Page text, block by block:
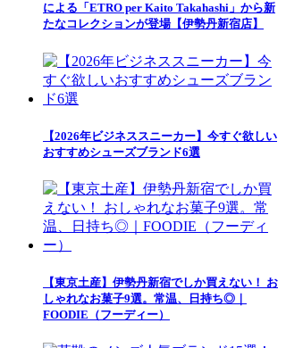
による「ETRO per Kaito Takahashi」から新
たなコレクションが登場【伊勢丹新宿店】
【2026年ビジネススニーカー】今すぐ欲しい
おすすめシューズブランド6選
【東京土産】伊勢丹新宿でしか買えない！ お
しゃれなお菓子9選。常温、日持ち◎｜
FOODIE（フーディー）